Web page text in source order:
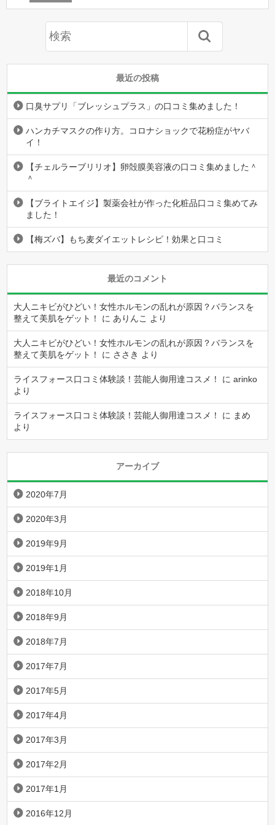
最近の投稿
口臭サプリ「ブレッシュプラス」の口コミ集めました！
ハンカチマスクの作り方。コロナショックで花粉症がヤバ
イ！
【チェルラーブリリオ】卵殻膜美容液の口コミ集めました＾
＾
【ブライトエイジ】製薬会社が作った化粧品口コミ集めてみ
ました！
【梅ズバ】もち麦ダイエットレシピ！効果と口コミ
最近のコメント
大人ニキビがひどい！女性ホルモンの乱れが原因？バランスを
整えて美肌をゲット！
に ありんこ より
大人ニキビがひどい！女性ホルモンの乱れが原因？バランスを
整えて美肌をゲット！
に ささき より
ライスフォース口コミ体験談！芸能人御用達コスメ！ にarinko
より
ライスフォース口コミ体験談！芸能人御用達コスメ！ に まめ
より
アーカイブ
2020年7月
2020年3月
2019年9月
2019年1月
2018年10月
2018年9月
2018年7月
2017年7月
2017年5月
2017年4月
2017年3月
2017年2月
2017年1月
2016年12月